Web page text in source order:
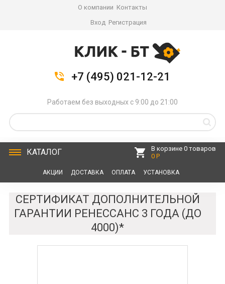
О компании Контакты
Вход Регистрация
+7 (495) 021-12-21
Работаем без выходных с 9:00 до 21:00
КАТАЛОГ
В корзине 0 товаров
0 Р
АКЦИИ ДОСТАВКА ОПЛАТА УСТАНОВКА
СЕРТИФИКАТ ДОПОЛНИТЕЛЬНОЙ
ГАРАНТИИ РЕНЕССАНС 3 ГОДА (ДО
4000)*